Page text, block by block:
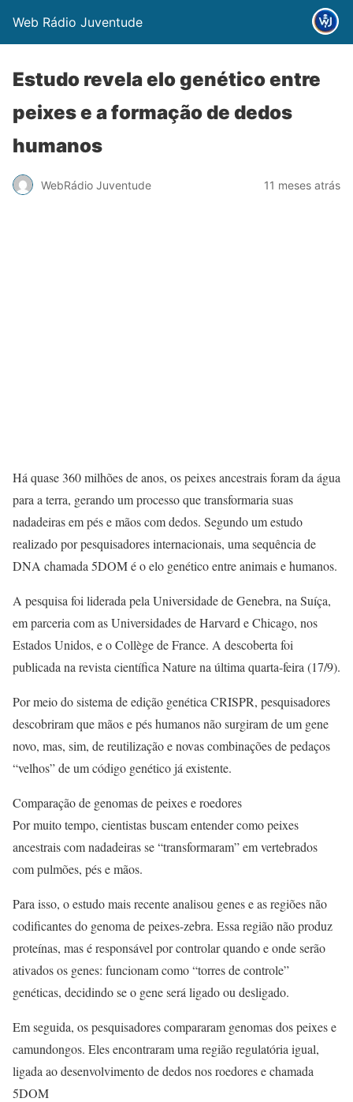
Web Rádio Juventude
Estudo revela elo genético entre
peixes e a formação de dedos
humanos
WebRádio Juventude 11 meses atrás
Há quase 360 milhões de anos, os peixes ancestrais foram da água
para a terra, gerando um processo que transformaria suas
nadadeiras em pés e mãos com dedos. Segundo um estudo
realizado por pesquisadores internacionais, uma sequência de
DNA chamada 5DOM é o elo genético entre animais e humanos.
A pesquisa foi liderada pela Universidade de Genebra, na Suíça,
em parceria com as Universidades de Harvard e Chicago, nos
Estados Unidos, e o Collège de France. A descoberta foi
publicada na revista científica Nature na última quarta-feira (17/9).
Por meio do sistema de edição genética CRISPR, pesquisadores
descobriram que mãos e pés humanos não surgiram de um gene
novo, mas, sim, de reutilização e novas combinações de pedaços
“velhos” de um código genético já existente.
Comparação de genomas de peixes e roedores
Por muito tempo, cientistas buscam entender como peixes
ancestrais com nadadeiras se “transformaram” em vertebrados
com pulmões, pés e mãos.
Para isso, o estudo mais recente analisou genes e as regiões não
codificantes do genoma de peixes-zebra. Essa região não produz
proteínas, mas é responsável por controlar quando e onde serão
ativados os genes: funcionam como “torres de controle”
genéticas, decidindo se o gene será ligado ou desligado.
Em seguida, os pesquisadores compararam genomas dos peixes e
camundongos. Eles encontraram uma região regulatória igual,
ligada ao desenvolvimento de dedos nos roedores e chamada
5DOM